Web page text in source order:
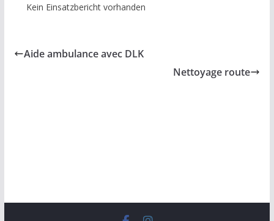
Kein Einsatzbericht vorhanden
Aide ambulance avec DLK
Nettoyage route